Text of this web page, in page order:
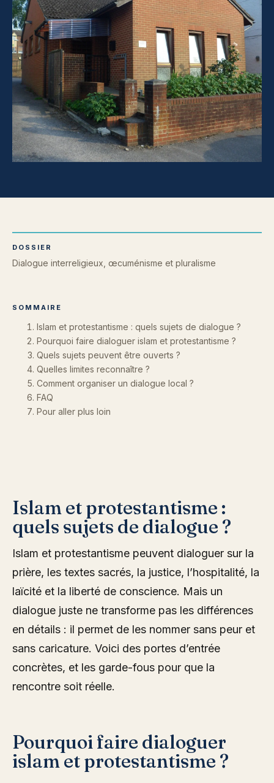
DOSSIER
Dialogue interreligieux, œcuménisme et pluralisme
SOMMAIRE
Islam et protestantisme : quels sujets de dialogue ?
Pourquoi faire dialoguer islam et protestantisme ?
Quels sujets peuvent être ouverts ?
Quelles limites reconnaître ?
Comment organiser un dialogue local ?
FAQ
Pour aller plus loin
Islam et protestantisme :
quels sujets de dialogue ?
Islam et protestantisme peuvent dialoguer sur la
prière, les textes sacrés, la justice, l’hospitalité, la
laïcité et la liberté de conscience. Mais un
dialogue juste ne transforme pas les différences
en détails : il permet de les nommer sans peur et
sans caricature. Voici des portes d’entrée
concrètes, et les garde-fous pour que la
rencontre soit réelle.
Pourquoi faire dialoguer
islam et protestantisme ?